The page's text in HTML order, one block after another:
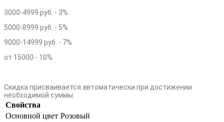
3000-4999 руб. - 3%
5000-8999 руб. - 5%
9000-14999 руб. - 7%
от 15000 - 10%
Скидка присваивается автоматически при достижении
необходимой суммы.
Свойства
Основной цвет Розовый